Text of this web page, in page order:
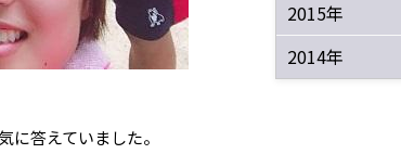
答えていました。
2015年
2014年